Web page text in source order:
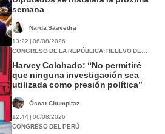
semana
Narda Saavedra
13:22 | 06/08/2026
CONGRESO DE LA REPÚBLICA: RELEVO DE
Harvey Colchado: “No permitiré
que ninguna investigación sea
utilizada como presión política”
Óscar Chumpitaz
12:44 | 06/08/2026
CONGRESO DEL PERÚ